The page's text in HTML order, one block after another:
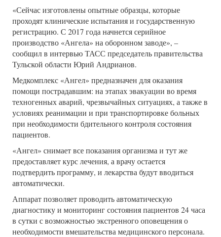
«Сейчас изготовлены опытные образцы, которые
проходят клинические испытания и государственную
регистрацию. С 2017 года начнется серийное
производство «Ангела» на оборонном заводе», –
сообщил в интервью ТАСС председатель правительства
Тульской области Юрий Андрианов.
Медкомплекс «Ангел» предназначен для оказания
помощи пострадавшим: на этапах эвакуации во время
техногенных аварий, чрезвычайных ситуациях, а также в
условиях реанимации и при транспортировке больных
при необходимости бдительного контроля состояния
пациентов.
«Ангел» снимает все показания организма и тут же
предоставляет курс лечения, а врачу остается
подтвердить программу, и лекарства будут вводиться
автоматически.
Аппарат позволяет проводить автоматическую
диагностику и мониторинг состояния пациентов 24 часа
в сутки с возможностью экстренного оповещения о
необходимости вмешательства медицинского персонала.